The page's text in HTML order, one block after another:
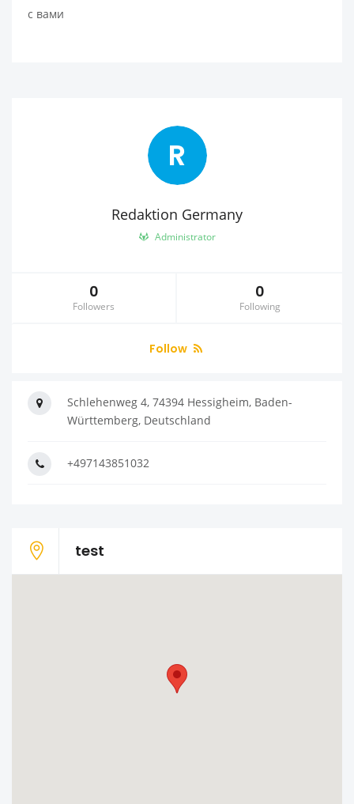
с вами
R
Redaktion Germany
Administrator
0
Followers
0
Following
Follow
Schlehenweg 4, 74394 Hessigheim, Baden-
Württemberg, Deutschland
+497143851032
test